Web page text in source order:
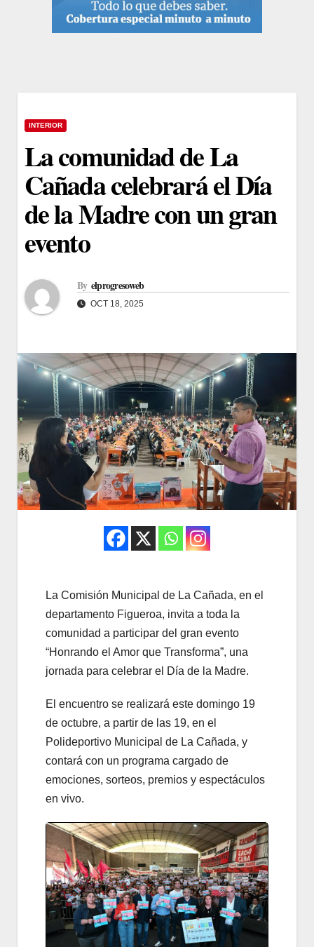
INTERIOR
La comunidad de La
Cañada celebrará el Día
de la Madre con un gran
evento
By elprogresoweb
OCT 18, 2025
La Comisión Municipal de La Cañada, en el
departamento Figueroa, invita a toda la
comunidad a participar del gran evento
“Honrando el Amor que Transforma”, una
jornada para celebrar el Día de la Madre.
El encuentro se realizará este domingo 19
de octubre, a partir de las 19, en el
Polideportivo Municipal de La Cañada, y
contará con un programa cargado de
emociones, sorteos, premios y espectáculos
en vivo.